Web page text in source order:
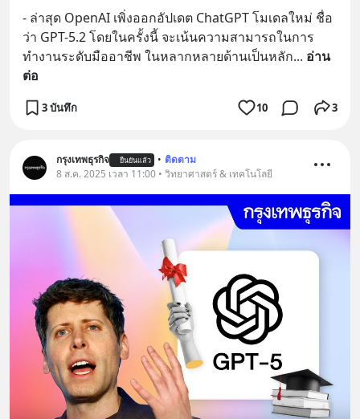
- ล่าสุด OpenAI เพิ่งออกอัปเดต ChatGPT โมเดลใหม่ ชื่อ
ว่า GPT-5.2 โดยในครั้งนี้ จะเน้นความสามารถในการ
ทำงานระดับมืออาชีพ ในหลากหลายด้านเป็นหลัก... อ่าน
ต่อ
3 บันทึก 10 3
กรุงเทพธุรกิจ ยืนยันแล้ว • ติดตาม
8 ส.ค. 2025 เวลา 11:00 • วิทยาศาสตร์ & เทคโนโลยี